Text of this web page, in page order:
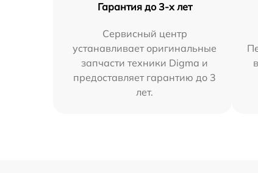
Гарантия до 3-х лет
Сервисный центр
устанавливает оригинальные
запчасти техники Digma и
предоставляет гарантию до 3
лет.